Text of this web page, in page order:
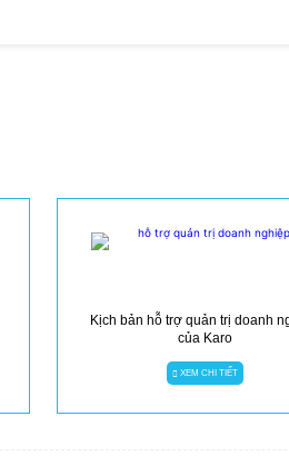
Kịch bản hỗ trợ quản trị doanh
của Karo
XEM CHI TIẾT